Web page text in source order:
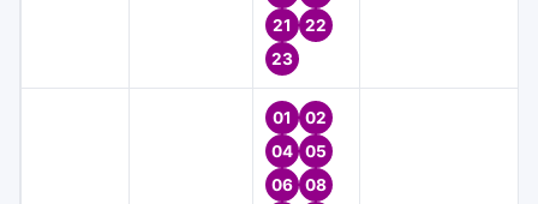
21
22
23
01
02
04
05
06
08